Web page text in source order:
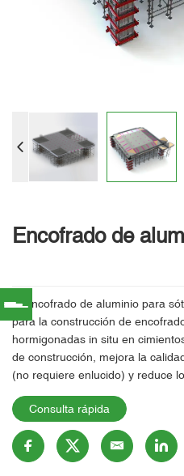
Encofrado de
El encofrado de aluminio para
para la construcción de
hormigonadas in situ en
de construcción, mejora la
(no requiere enlucido) y reduce
Consulta rápida